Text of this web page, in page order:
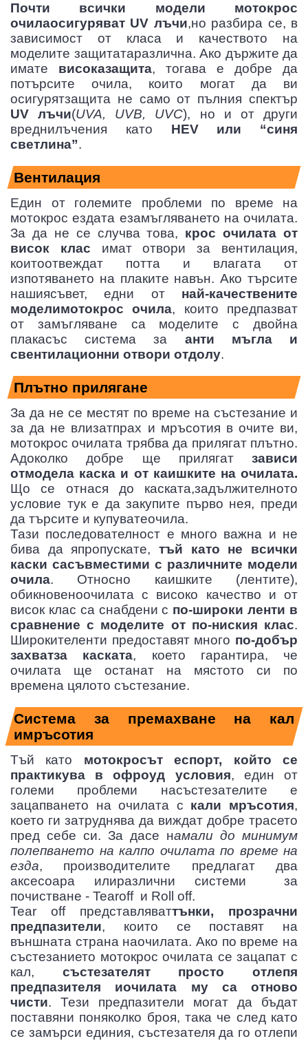
Почти всички модели мотокрос
очилаосигуряват UV лъчи,но разбира се, в
зависимост от класа и качеството на
моделите защитатаразлична. Ако държите да
имате високазащита, тогава е добре да
потърсите очила, които могат да ви
осигурятзащита не само от пълния спектър
UV лъчи(UVA, UVB, UVC), но и от други
вреднилъчения като HEV или “синя
светлина”.
Вентилация
Един от големите проблеми по време на
мотокрос ездата езамъгляването на очилата.
За да не се случва това, крос очилата от
висок клас имат отвори за вентилация,
коитоотвеждат потта и влагата от
изпотяването на плаките навън. Ако търсите
нашиясъвет, едни от най-качествените
моделимотокрос очила, които предпазват
от замъгляване са моделите с двойна
плакасъс система за анти мъгла и
свентилационни отвори отдолу.
Плътно прилягане
За да не се местят по време на състезание и
за да не влизатпрах и мръсотия в очите ви,
мотокрос очилата трябва да прилягат плътно.
Адоколко добре ще прилягат зависи
отмодела каска и от каишките на очилата.
Що се отнася до каската,задължителното
условие тук е да закупите първо нея, преди
да търсите и купуватеочила.
Тази последователност е много важна и не
бива да япропускате, тъй като не всички
каски сасъвместими с различните модели
очила. Относно каишките (лентите),
обикновеноочилата с високо качество и от
висок клас са снабдени с по-широки ленти в
сравнение с моделите от по-ниския клас.
Широкителенти предоставят много по-добър
захватза каската, което гарантира, че
очилата ще останат на мястото си по
времена цялото състезание.
Система за премахване на кал
имръсотия
Тъй като мотокросът еспорт, който се
практикува в офроуд условия, един от
големи проблеми насъстезателите е
зацапването на очилата с кали мръсотия,
което ги затруднява да виждат добре трасето
пред себе си. За дасе намали до минимум
полепването на калпо очилата по време на
езда, производителите предлагат два
аксесоара илиразлични системи за
почистване - Tearoff и Roll off.
Tear off представляваттънки, прозрачни
предпазители, които се поставят на
външната страна наочилата. Ако по време на
състезанието мотокрос очилата се зацапат с
кал, състезателят просто отлепя
предпазителя иочилата му са отново
чисти. Тези предпазители могат да бъдат
поставяни поняколко броя, така че след като
се замърси единия, състезателя да го отлепи